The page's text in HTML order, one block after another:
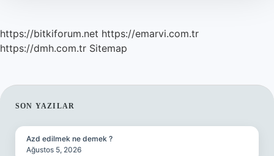
https://bitkiforum.net https://emarvi.com.tr
https://dmh.com.tr Sitemap
SIDEBAR
SON YAZILAR
Azd edilmek ne demek ?
Ağustos 5, 2026